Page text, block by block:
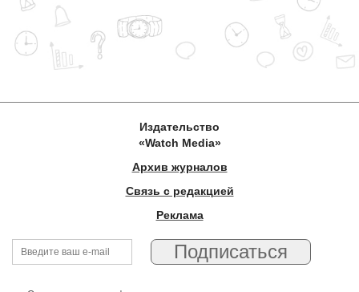
Издательство
«Watch Media»
Архив журналов
Связь с редакцией
Реклама